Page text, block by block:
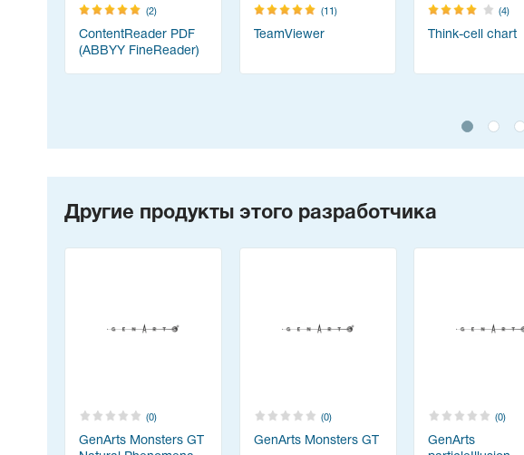
(2)
ContentReader PDF
(ABBYY FineReader)
(11)
TeamViewer
(4)
Think-cell chart
Другие продукты этого разработчика
(0)
GenArts Monsters GT
(0)
GenArts Monsters GT
(0)
GenArts